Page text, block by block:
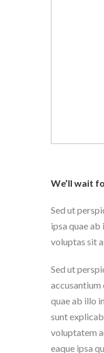
We’ll wait
Sed ut
ipsa quae
voluptas sit
Sed ut
accusantium
quae ab illo
sunt
voluptatem
eaque ipsa